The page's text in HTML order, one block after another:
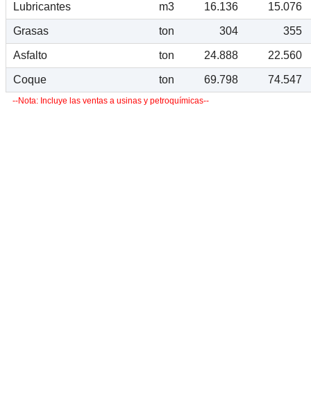
Lubricantes m3 16.136 15.076
Grasas ton 304 355
Asfalto ton 24.888 22.560
Coque ton 69.798 74.547
--Nota: Incluye las ventas a usinas y petroquímicas--